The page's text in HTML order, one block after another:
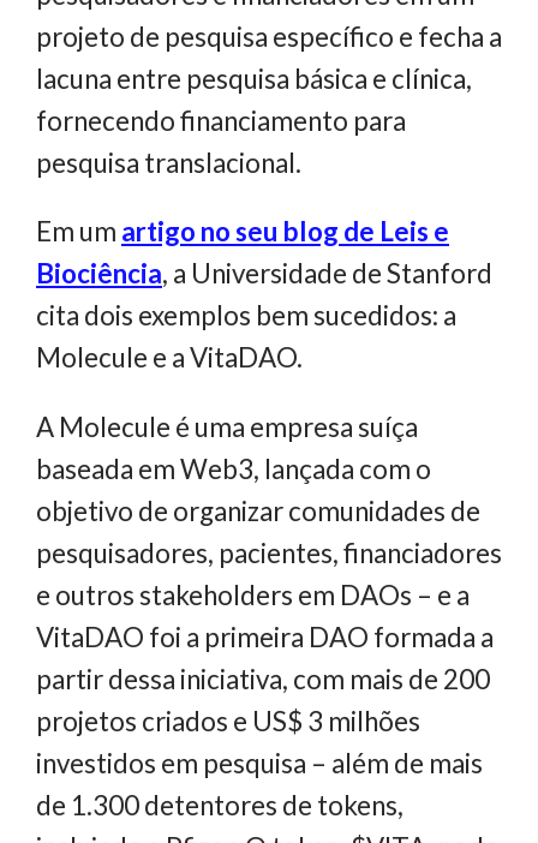
projeto de pesquisa específico e fecha a
lacuna entre pesquisa básica e clínica,
fornecendo financiamento para
pesquisa translacional.
Em um artigo no seu blog de Leis e
Biociência, a Universidade de Stanford
cita dois exemplos bem sucedidos: a
Molecule e a VitaDAO.
A Molecule é uma empresa suíça
baseada em Web3, lançada com o
objetivo de organizar comunidades de
pesquisadores, pacientes, financiadores
e outros stakeholders em DAOs – e a
VitaDAO foi a primeira DAO formada a
partir dessa iniciativa, com mais de 200
projetos criados e US$ 3 milhões
investidos em pesquisa – além de mais
de 1.300 detentores de tokens,